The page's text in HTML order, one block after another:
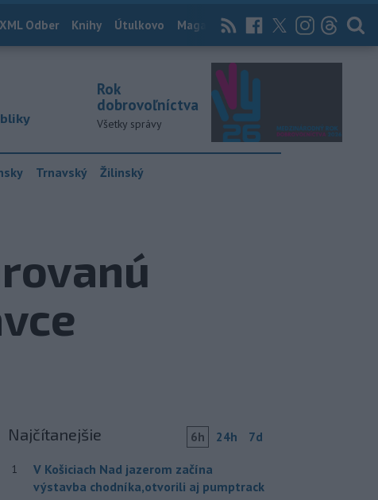
XML Odber Knihy Útulkovo Magazín News Now Archív
Rok
dobrovoľníctva
Všetky správy
Trnavský Žilinský
Najčítanejšie 6h 24h 7d
1
V Košiciach Nad jazerom začína
výstavba chodníka,otvorili aj pumptrack